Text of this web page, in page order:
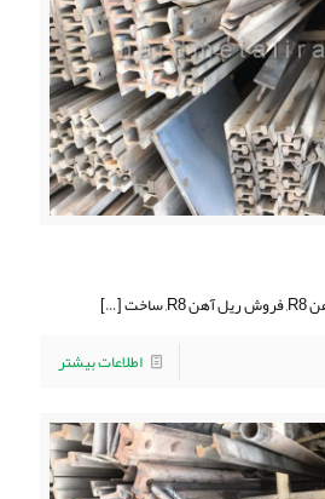
[…]
اطلاعات بیشتر